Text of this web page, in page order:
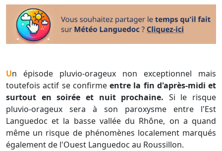
Un épisode pluvio-orageux non exceptionnel mais
toutefois actif se confirme entre la fin d'après-midi et
surtout en soirée et nuit prochaine. Si le risque
pluvio-orageux sera à son paroxysme entre l'Est
Languedoc et la basse vallée du Rhône, on a quand
même un risque de phénomènes localement marqués
également de l'Ouest Languedoc au Roussillon.